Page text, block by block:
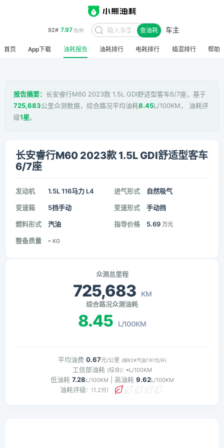
92# 7.97元/升 查油耗 车主
首页 App下载 油耗报告 油耗排行 电耗排行 插混排行 帮助
报告摘要： 长安睿行M60 2023款 1.5L GDI舒适型客车6/7座，基于
725,683公里众测数据，综合路况平均油耗8.45L/100KM， 油耗评
级1星。
长安睿行M60 2023款 1.5L GDI舒适型客车
6/7座
发动机 1.5L 116马力 L4 进气形式 自然吸气
变速箱 5挡手动 变速形式 手动挡
燃料形式 汽油 指导价格 5.69 万元
整备质量 - KG
众测总里程
725,683 KM
综合路况众测油耗
8.45 L/100KM
平均油费 0.67元/公里 (按92#汽油7.97元/升)
工信部油耗 (综合): -L/100KM
低油耗 7.28L/100KM | 高油耗 9.62L/100KM
油耗评级: （1.2分）